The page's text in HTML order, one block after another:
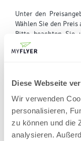
Diese Webseite
Wir verwenden
personalisieren,
zu können und die
analysieren.
Unter den
Wählen Sie den Preis
Bitte beachten Sie
Datenblatt und
Bestellung abgelegt.
4. Zur